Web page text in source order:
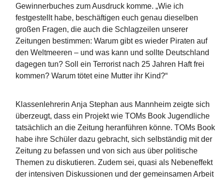
Gewinnerbuches zum Ausdruck komme. „Wie ich
festgestellt habe, beschäftigen euch genau dieselben
großen Fragen, die auch die Schlagzeilen unserer
Zeitungen bestimmen: Warum gibt es wieder Piraten auf
den Weltmeeren – und was kann und sollte Deutschland
dagegen tun? Soll ein Terrorist nach 25 Jahren Haft frei
kommen? Warum tötet eine Mutter ihr Kind?“
Klassenlehrerin Anja Stephan aus Mannheim zeigte sich
überzeugt, dass ein Projekt wie TOMs Book Jugendliche
tatsächlich an die Zeitung heranführen könne. TOMs Book
habe ihre Schüler dazu gebracht, sich selbständig mit der
Zeitung zu befassen und von sich aus über politische
Themen zu diskutieren. Zudem sei, quasi als Nebeneffekt
der intensiven Diskussionen und der gemeinsamen Arbeit